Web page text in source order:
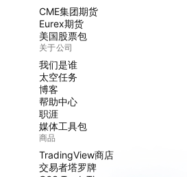
CME集团期货
Eurex期货
美国股票包
关于公司
我们是谁
太空任务
博客
帮助中心
职涯
媒体工具包
商品
TradingView商店
交易者塔罗牌